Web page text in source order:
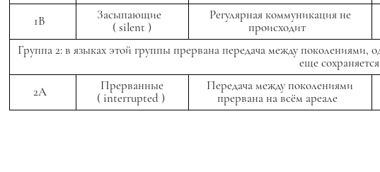
1В
Засыпающие
(silent )
Регулярная коммуникация не
происходит
Группа 2: в языках этой группы прервана передача между поколениями,
еще сохраняется
2А
Прерванные
( interrupted )
Передача между поколениями
прервана на всём ареале